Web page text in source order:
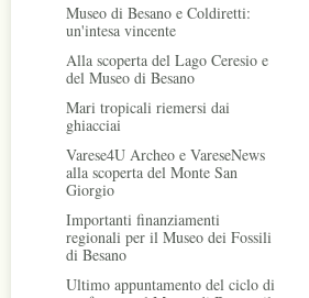
Museo di Besano e Coldiretti:
un'intesa vincente
Alla scoperta del Lago Ceresio e
del Museo di Besano
Mari tropicali riemersi dai
ghiacciai
Varese4U Archeo e VareseNews
alla scoperta del Monte San
Giorgio
Importanti finanziamenti
regionali per il Museo dei Fossili
di Besano
Ultimo appuntamento del ciclo di